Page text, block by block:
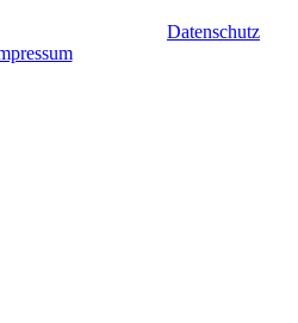
Datenschutz